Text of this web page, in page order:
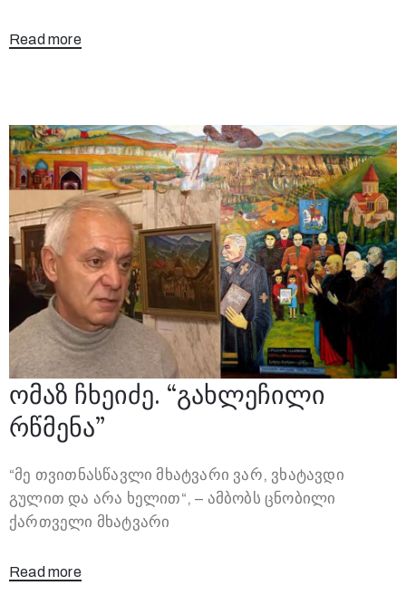
Read more
ომაზ ჩხეიძე. “გახლეჩილი
რწმენა”
“მე თვითნასწავლი მხატვარი ვარ, ვხატავდი
გულით და არა ხელით“, – ამბობს ცნობილი
ქართველი მხატვარი
Read more